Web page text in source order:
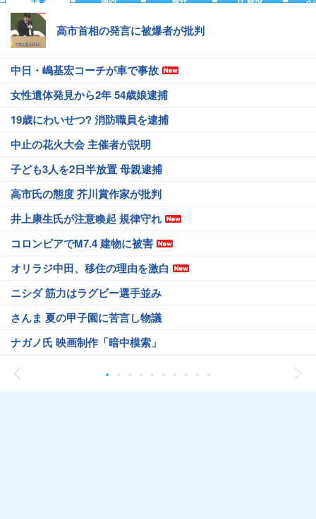
高市首相の発言に被爆者が批判
中日・嶋基宏コーチが車で事故
女性遺体発見から2年 54歳娘逮捕
19歳にわいせつ? 消防職員を逮捕
中止の花火大会 主催者が説明
子ども3人を2日半放置 母親逮捕
高市氏の態度 芥川賞作家が批判
井上康生氏が注意喚起 規律守れ
コロンビアでM7.4 建物に被害
オリラジ中田、移住の理由を激白
ニシダ 筋力はラグビー選手並み
さんま 夏の甲子園に苦言し物議
ナガノ氏 映画制作「暗中模索」